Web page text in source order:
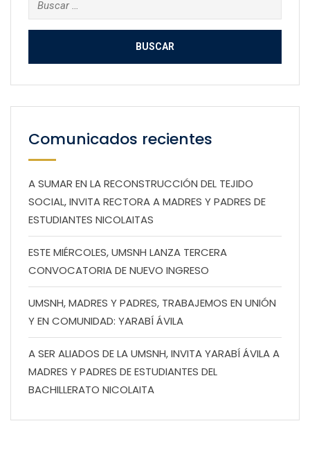
Comunicados recientes
A SUMAR EN LA RECONSTRUCCIÓN DEL TEJIDO
SOCIAL, INVITA RECTORA A MADRES Y PADRES DE
ESTUDIANTES NICOLAITAS
ESTE MIÉRCOLES, UMSNH LANZA TERCERA
CONVOCATORIA DE NUEVO INGRESO
UMSNH, MADRES Y PADRES, TRABAJEMOS EN UNIÓN
Y EN COMUNIDAD: YARABÍ ÁVILA
A SER ALIADOS DE LA UMSNH, INVITA YARABÍ ÁVILA A
MADRES Y PADRES DE ESTUDIANTES DEL
BACHILLERATO NICOLAITA